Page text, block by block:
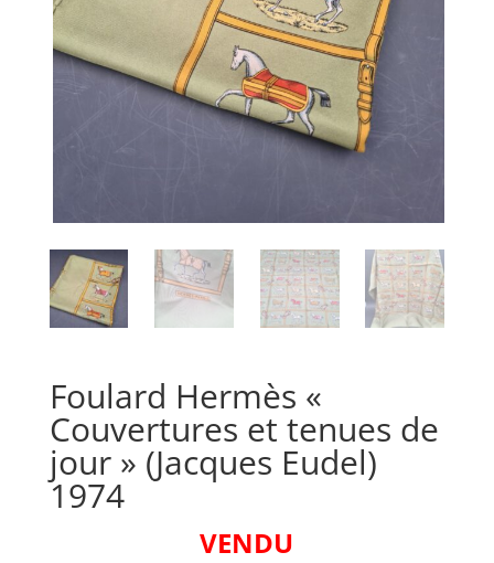
Foulard Hermès «
Couvertures et tenues de
jour » (Jacques Eudel)
1974
VENDU